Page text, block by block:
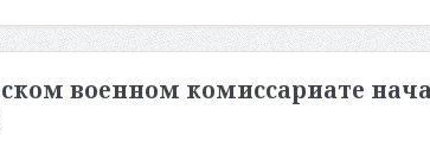
военном комиссариате